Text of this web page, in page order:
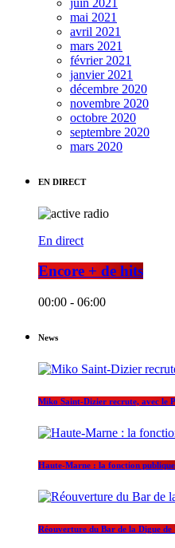
mai 2021
avril 2021
mars 2021
février 2021
janvier 2021
décembre 2020
novembre 2020
octobre 2020
septembre 2020
mars 2020
EN DIRECT
En direct
Encore + de hits
00:00 - 06:00
News
Miko Saint-Dizier recrute, avec le
Haute-Marne : la fonction
Réouverture du Bar de la Digue de